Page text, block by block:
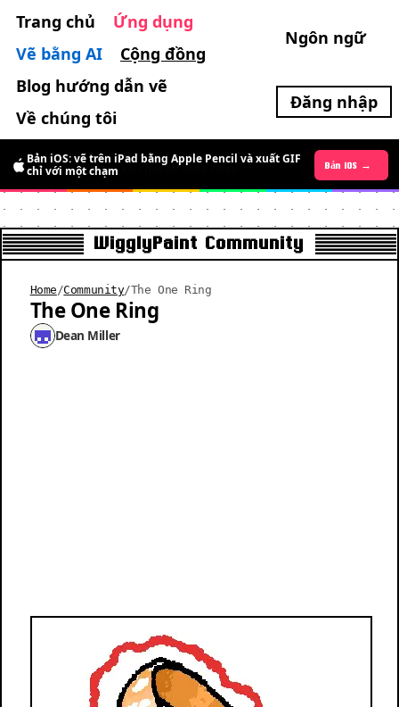
Trang chủ
Ứng dụng
Vẽ bằng AI
Cộng đồng
Blog hướng dẫn vẽ
Về chúng tôi
Ngôn ngữ
Đăng nhập
Bản Android đã ra mắt: miễn phí trong thời gian
giới hạn, vẽ pixel art chuyển động ngay
Bản Android →
Bản iOS: vẽ trên iPad bằng Apple Pencil và xuất GIF
chỉ với một chạm
Bản iOS →
WigglyPaint Community
Home /Community/The One Ring
The One Ring
Dean Miller